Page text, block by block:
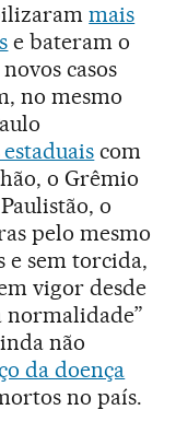
mais
e bateram o
casos
no mesmo
com
o Grêmio
o
pelo mesmo
e sem torcida,
vigor desde
normalidade”
não
da doença
no país.